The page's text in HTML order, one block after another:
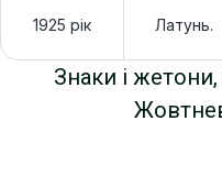
1925 рік Латунь.
Знаки і